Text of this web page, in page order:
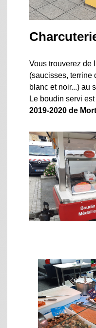
Vous trouverez de
(saucisses, terrine
blanc et noir...) au
Le boudin servi
2019-2020 de